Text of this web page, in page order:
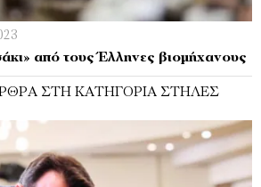
από τους Έλληνες βιομήχανους
ΣΤΗ ΚΑΤΗΓΟΡΊΑ ΣΤΉΛΕΣ